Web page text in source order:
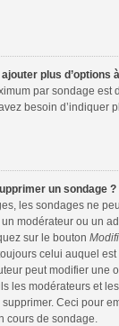
plus d’options
par sondage est
besoin d’indiquer
un sondage ?
les sondages ne
modérateur ou un
sur le bouton
celui auquel
peut modifier une
les modérateurs et
Ceci pour
cours de sondage.